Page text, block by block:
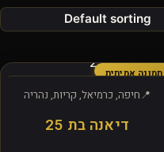
תמונה אמיתית
חיפה, כרמיאל, קריות, נהריה
דיאנה בת 25